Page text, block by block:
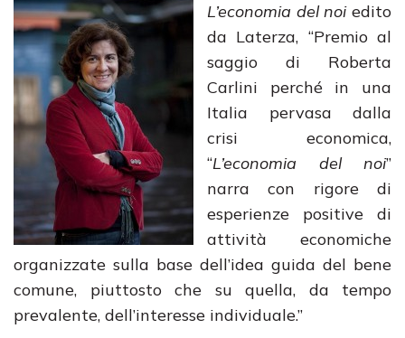
L’economia del noiedito
da Laterza, “Premio al
saggio di Roberta
Carlini perché in una
Italia pervasa dalla
crisi economica,
“L’economia del noi”
narra con rigore di
esperienze positive di
attività economiche
organizzate sulla base dell’idea guida del bene
comune, piuttosto che su quella, da tempo
prevalente, dell’interesse individuale.”